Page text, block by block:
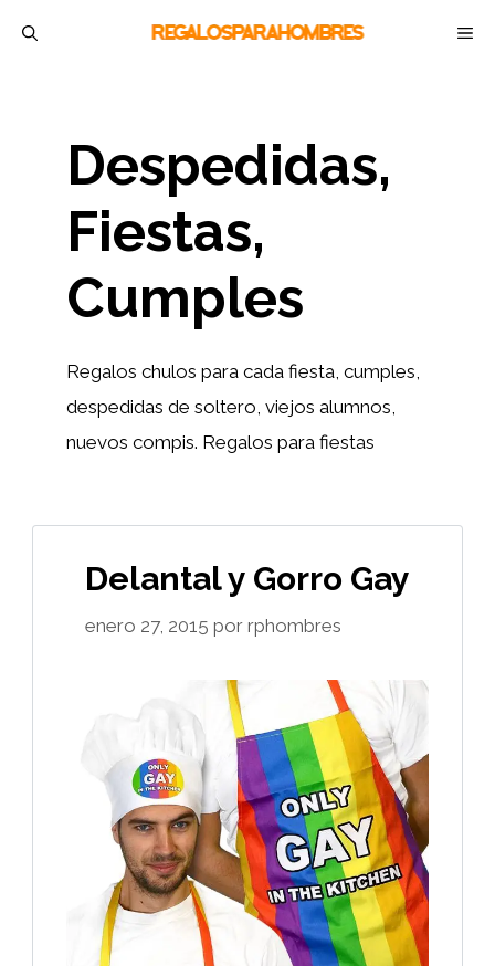
Despedidas,
Fiestas,
Cumples
Regalos chulos para cada fiesta, cumples,
despedidas de soltero, viejos alumnos,
nuevos compis. Regalos para fiestas
Delantal y Gorro Gay
enero 27, 2015 por rphombres